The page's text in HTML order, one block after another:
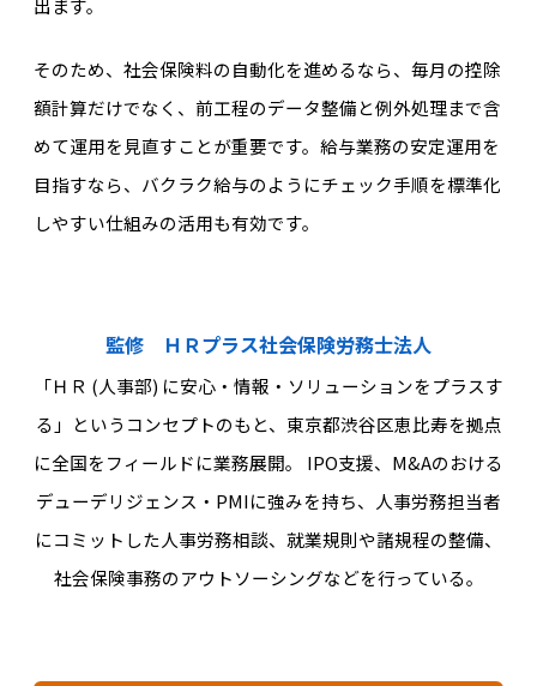
出ます。
そのため、社会保険料の自動化を進めるなら、毎月の控除
額計算だけでなく、前工程のデータ整備と例外処理まで含
めて運用を見直すことが重要です。給与業務の安定運用を
目指すなら、バクラク給与のようにチェック手順を標準化
しやすい仕組みの活用も有効です。
監修 ＨＲプラス社会保険労務士法人
「ＨＲ (人事部) に安心・情報・ソリューションをプラスす
る」というコンセプトのもと、東京都渋谷区恵比寿を拠点
に全国をフィールドに業務展開。 IPO支援、M&Aのおける
デューデリジェンス・PMIに強みを持ち、人事労務担当者
にコミットした人事労務相談、就業規則や諸規程の整備、
社会保険事務のアウトソーシングなどを行っている。